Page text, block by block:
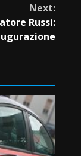
Next:
Russi: